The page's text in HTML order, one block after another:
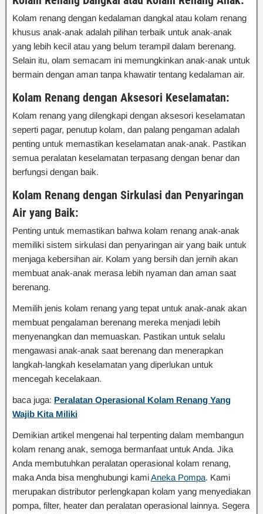
Kolam renang dengan kedalaman dangkal atau kolam renang
khusus anak-anak adalah pilihan terbaik untuk anak-anak
yang lebih kecil atau yang belum terampil dalam berenang.
Selain itu, olam semacam ini memungkinkan anak-anak untuk
bermain dengan aman tanpa khawatir tentang kedalaman air.
Kolam Renang dengan Aksesori Keselamatan:
Kolam renang yang dilengkapi dengan aksesori keselamatan
seperti pagar, penutup kolam, dan palang pengaman adalah
penting untuk memastikan keselamatan anak-anak. Pastikan
semua peralatan keselamatan terpasang dengan benar dan
berfungsi dengan baik.
Kolam Renang dengan Sirkulasi dan Penyaringan
Air yang Baik:
Penting untuk memastikan bahwa kolam renang anak-anak
memiliki sistem sirkulasi dan penyaringan air yang baik untuk
menjaga kebersihan air. Kolam yang bersih dan jernih akan
membuat anak-anak merasa lebih nyaman dan aman saat
berenang.
Memilih jenis kolam renang yang tepat untuk anak-anak akan
membuat pengalaman berenang mereka menjadi lebih
menyenangkan dan memuaskan. Pastikan untuk selalu
mengawasi anak-anak saat berenang dan menerapkan
langkah-langkah keselamatan yang diperlukan untuk
mencegah kecelakaan.
baca juga: Peralatan Operasional Kolam Renang Yang
Wajib Kita Miliki
Demikian artikel mengenai hal terpenting dalam membangun
kolam renang anak, semoga bermanfaat untuk Anda. Jika
Anda membutuhkan peralatan operasional kolam renang,
maka Anda bisa menghubungi kamiAneka Pompa. Kami
merupakan distributor perlengkapan kolam yang menyediakan
pompa, filter, heater dan peralatan operasional lainnya. Segera